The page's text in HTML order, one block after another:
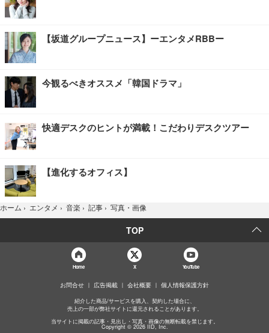
【坂道グループニュース】ーエンタメRBBー
今観るべきオススメ「韓国ドラマ」
快適デスクのヒントが満載！こだわりデスクツアー
【進化するオフィス】
ホーム › エンタメ › 音楽 › 記事 › 写真・画像
TOP
Home X YouTube
お問合せ 広告掲載 会社概要 個人情報保護方針
紹介した商品/サービスを購入、契約した場合に、
売上の一部が弊社サイトに還元されることがあります。
当サイトに掲載の記事・見出し・写真・画像の無断転載を禁じます。
Copyright © 2026 IID, Inc.